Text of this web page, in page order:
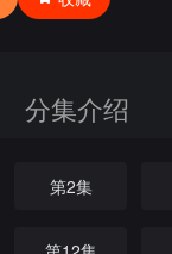
分集介绍
第2集